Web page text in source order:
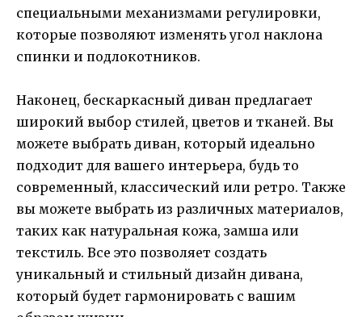
специальными механизмами регулировки,
которые позволяют изменять угол наклона
спинки и подлокотников.
Наконец, бескаркасный диван предлагает
широкий выбор стилей, цветов и тканей. Вы
можете выбрать диван, который идеально
подходит для вашего интерьера, будь то
современный, классический или ретро. Также
вы можете выбрать из различных материалов,
таких как натуральная кожа, замша или
текстиль. Все это позволяет создать
уникальный и стильный дизайн дивана,
который будет гармонировать с вашим